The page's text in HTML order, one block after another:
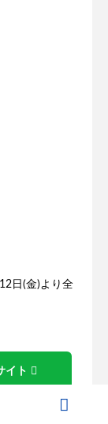
日(金)より全
イト